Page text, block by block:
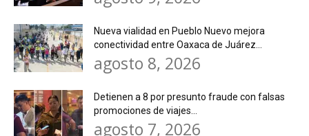
Nueva vialidad en Pueblo Nuevo mejora
conectividad entre Oaxaca de Juárez...
agosto 8, 2026
Detienen a 8 por presunto fraude con falsas
promociones de viajes...
agosto 7, 2026